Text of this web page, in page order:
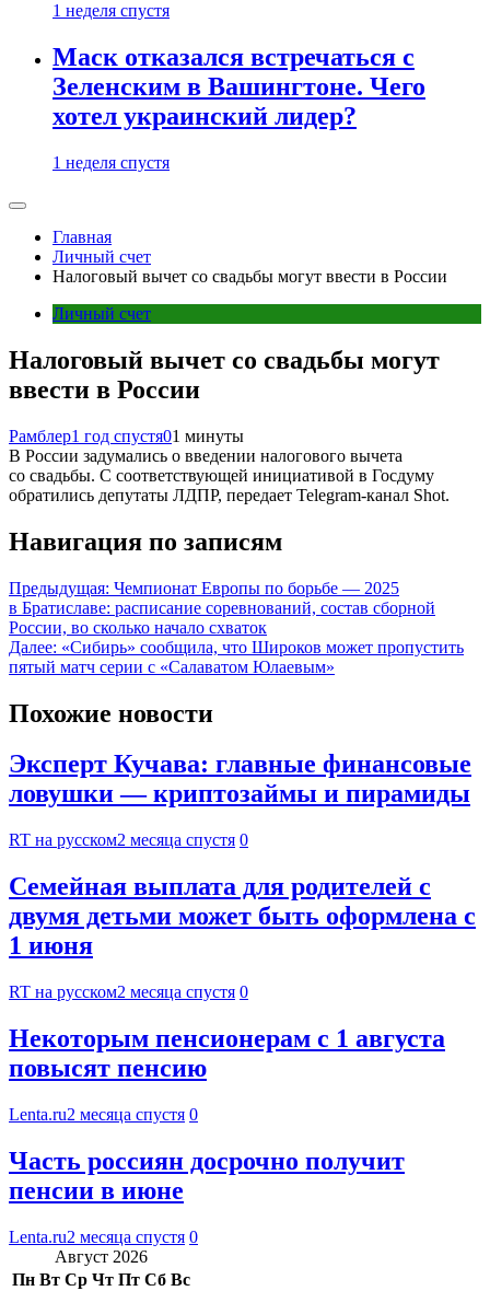
1 неделя спустя
Маск отказался встречаться с
Зеленским в Вашингтоне. Чего
хотел украинский лидер?
1 неделя спустя
Главная
Личный счет
Налоговый вычет со свадьбы могут ввести в России
Личный счет
Налоговый вычет со свадьбы могут
ввести в России
Рамблер1 год спустя01 минуты
В России задумались о введении налогового вычета
со свадьбы. С соответствующей инициативой в Госдуму
обратились депутаты ЛДПР, передает Telegram-канал Shot.
Навигация по записям
Предыдущая: Чемпионат Европы по борьбе — 2025
в Братиславе: расписание соревнований, состав сборной
России, во сколько начало схваток
Далее: «Сибирь» сообщила, что Широков может пропустить
пятый матч серии с «Салаватом Юлаевым»
Похожие новости
Эксперт Кучава: главные финансовые
ловушки — криптозаймы и пирамиды
RT на русском2 месяца спустя 0
Семейная выплата для родителей с
двумя детьми может быть оформлена с
1 июня
RT на русском2 месяца спустя 0
Некоторым пенсионерам с 1 августа
повысят пенсию
Lenta.ru2 месяца спустя 0
Часть россиян досрочно получит
пенсии в июне
Lenta.ru2 месяца спустя 0
Август 2026
Пн Вт Ср Чт Пт Сб Вс